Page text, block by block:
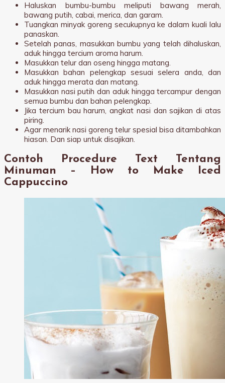
Haluskan bumbu-bumbu meliputi bawang merah,
bawang putih, cabai, merica, dan garam.
Tuangkan minyak goreng secukupnya ke dalam kuali lalu
panaskan.
Setelah panas, masukkan bumbu yang telah dihaluskan,
aduk hingga tercium aroma harum.
Masukkan telur dan oseng hingga matang.
Masukkan bahan pelengkap sesuai selera anda, dan
aduk hingga merata dan matang.
Masukkan nasi putih dan aduk hingga tercampur dengan
semua bumbu dan bahan pelengkap.
Jika tercium bau harum, angkat nasi dan sajikan di atas
piring.
Agar menarik nasi goreng telur spesial bisa ditambahkan
hiasan. Dan siap untuk disajikan.
Contoh Procedure Text Tentang
Minuman – How to Make Iced
Cappuccino